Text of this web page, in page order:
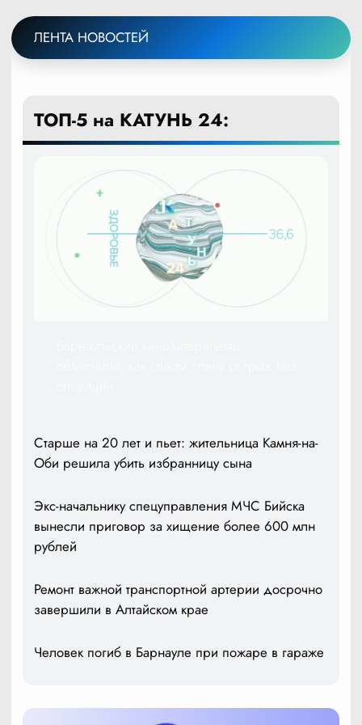
ЛЕНТА НОВОСТЕЙ
ТОП-5 на КАТУНЬ 24:
Старше на 20 лет и пьет: жительница Камня-на-
Оби решила убить избранницу сына
Экс-начальнику спецуправления МЧС Бийска
вынесли приговор за хищение более 600 млн
рублей
Ремонт важной транспортной артерии досрочно
завершили в Алтайском крае
Человек погиб в Барнауле при пожаре в гараже